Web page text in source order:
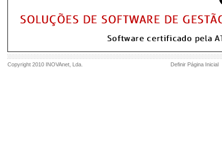
Copyright 2010 INOVAnet , Lda. Definir Página Inicial